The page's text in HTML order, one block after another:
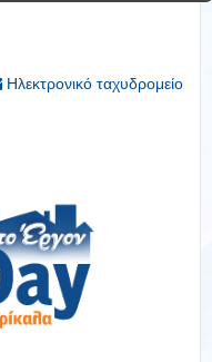
Ηλεκτρονικό ταχυδρομείο